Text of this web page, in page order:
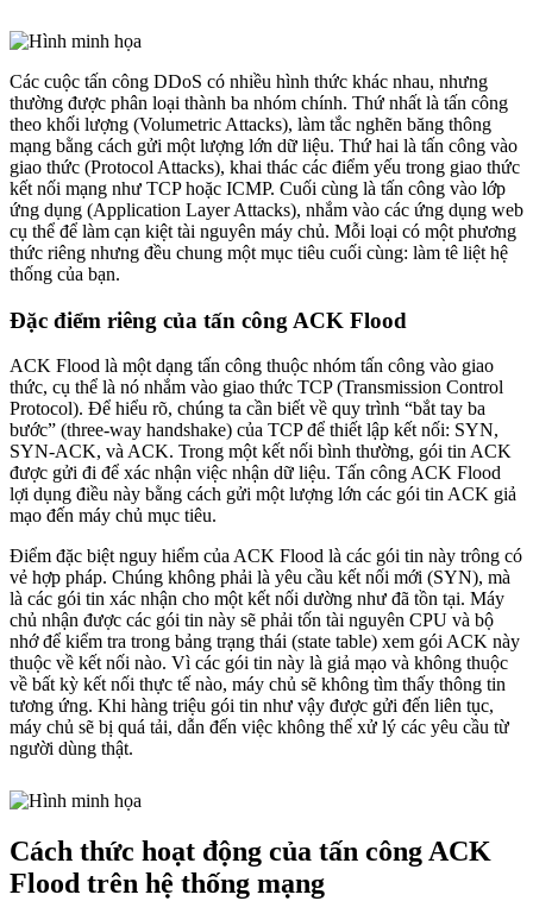
Các cuộc tấn công DDoS có nhiều hình thức khác nhau, nhưng
thường được phân loại thành ba nhóm chính. Thứ nhất là tấn công
theo khối lượng (Volumetric Attacks), làm tắc nghẽn băng thông
mạng bằng cách gửi một lượng lớn dữ liệu. Thứ hai là tấn công vào
giao thức (Protocol Attacks), khai thác các điểm yếu trong giao thức
kết nối mạng như TCP hoặc ICMP. Cuối cùng là tấn công vào lớp
ứng dụng (Application Layer Attacks), nhắm vào các ứng dụng web
cụ thể để làm cạn kiệt tài nguyên máy chủ. Mỗi loại có một phương
thức riêng nhưng đều chung một mục tiêu cuối cùng: làm tê liệt hệ
thống của bạn.
Đặc điểm riêng của tấn công ACK Flood
ACK Flood là một dạng tấn công thuộc nhóm tấn công vào giao
thức, cụ thể là nó nhắm vào giao thức TCP (Transmission Control
Protocol). Để hiểu rõ, chúng ta cần biết về quy trình “bắt tay ba
bước” (three-way handshake) của TCP để thiết lập kết nối: SYN,
SYN-ACK, và ACK. Trong một kết nối bình thường, gói tin ACK
được gửi đi để xác nhận việc nhận dữ liệu. Tấn công ACK Flood
lợi dụng điều này bằng cách gửi một lượng lớn các gói tin ACK giả
mạo đến máy chủ mục tiêu.
Điểm đặc biệt nguy hiểm của ACK Flood là các gói tin này trông có
vẻ hợp pháp. Chúng không phải là yêu cầu kết nối mới (SYN), mà
là các gói tin xác nhận cho một kết nối dường như đã tồn tại. Máy
chủ nhận được các gói tin này sẽ phải tốn tài nguyên CPU và bộ
nhớ để kiểm tra trong bảng trạng thái (state table) xem gói ACK này
thuộc về kết nối nào. Vì các gói tin này là giả mạo và không thuộc
về bất kỳ kết nối thực tế nào, máy chủ sẽ không tìm thấy thông tin
tương ứng. Khi hàng triệu gói tin như vậy được gửi đến liên tục,
máy chủ sẽ bị quá tải, dẫn đến việc không thể xử lý các yêu cầu từ
người dùng thật.
Cách thức hoạt động của tấn công ACK
Flood trên hệ thống mạng